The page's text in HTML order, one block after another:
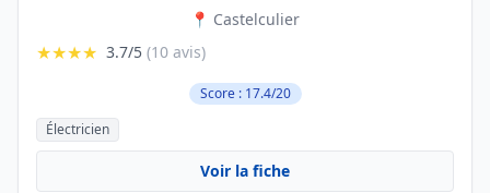
📍 Castelculier
★★★★ 3.7/5 (10 avis)
Score : 17.4/20
Électricien
Voir la fiche